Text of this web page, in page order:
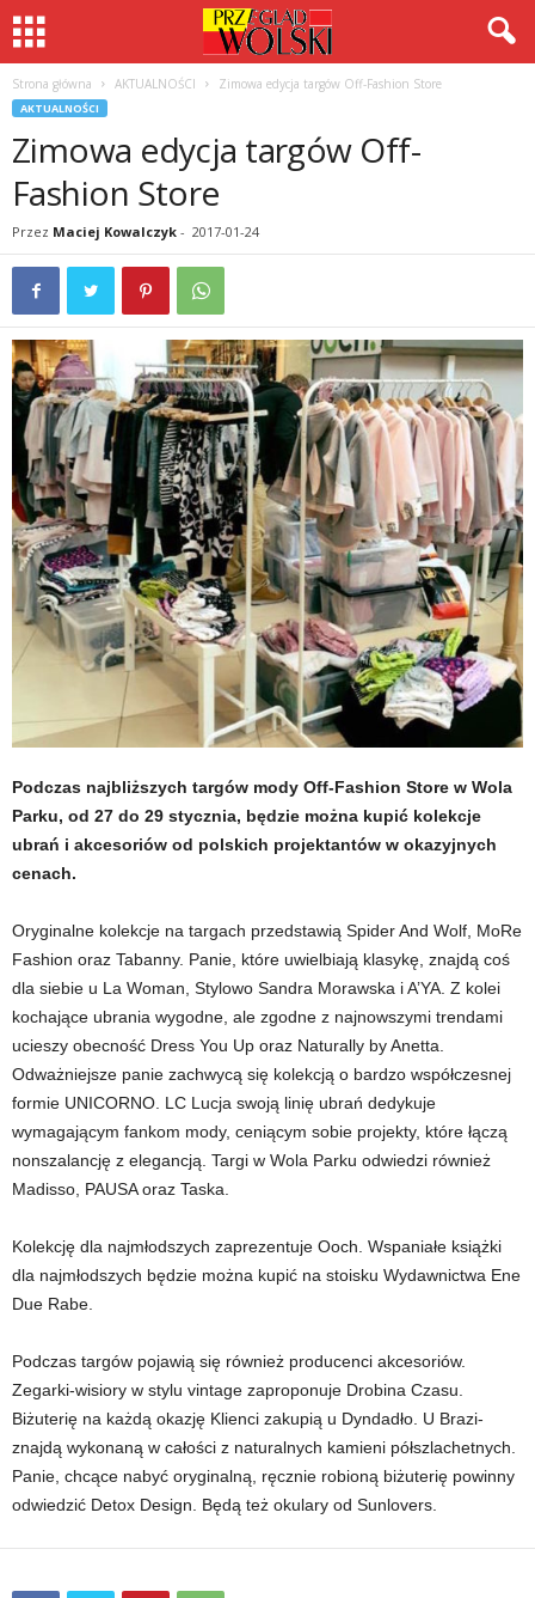
Strona główna AKTUALNOŚCI Zimowa edycja targów Off-Fashion Store
AKTUALNOŚCI
Zimowa edycja targów Off-
Fashion Store
Przez Maciej Kowalczyk - 2017-01-24
Podczas najbliższych targów mody Off-Fashion Store w Wola
Parku, od 27 do 29 stycznia, będzie można kupić kolekcje
ubrań i akcesoriów od polskich projektantów w okazyjnych
cenach.
Oryginalne kolekcje na targach przedstawią Spider And Wolf, MoRe
Fashion oraz Tabanny. Panie, które uwielbiają klasykę, znajdą coś
dla siebie u La Woman, Stylowo Sandra Morawska i A’YA. Z kolei
kochające ubrania wygodne, ale zgodne z najnowszymi trendami
ucieszy obecność Dress You Up oraz Naturally by Anetta.
Odważniejsze panie zachwycą się kolekcją o bardzo współczesnej
formie UNICORNO. LC Lucja swoją linię ubrań dedykuje
wymagającym fankom mody, ceniącym sobie projekty, które łączą
nonszalancję z elegancją. Targi w Wola Parku odwiedzi również
Madisso, PAUSA oraz Taska.
Kolekcję dla najmłodszych zaprezentuje Ooch. Wspaniałe książki
dla najmłodszych będzie można kupić na stoisku Wydawnictwa Ene
Due Rabe.
Podczas targów pojawią się również producenci akcesoriów.
Zegarki-wisiory w stylu vintage zaproponuje Drobina Czasu.
Biżuterię na każdą okazję Klienci zakupią u Dyndadło. U Brazi­
znajdą wykonaną w całości z naturalnych kamieni półszlachetnych.
Panie, chcące nabyć oryginalną, ręcznie robioną biżuterię powinny
odwiedzić Detox Design. Będą też okulary od Sunlovers.